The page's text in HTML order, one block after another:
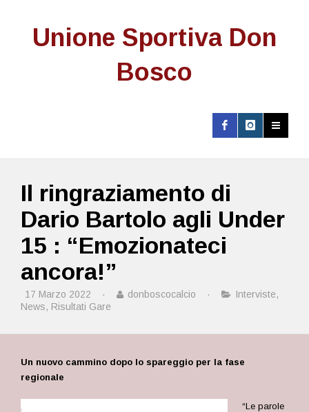
Unione Sportiva Don
Bosco
Il ringraziamento di
Dario Bartolo agli Under
15 : “Emozionateci
ancora!”
17 Marzo 2022 · donboscocalcio · Interviste,
News, Risultati Gare
Un nuovo cammino dopo lo spareggio per la fase
regionale
“Le parole